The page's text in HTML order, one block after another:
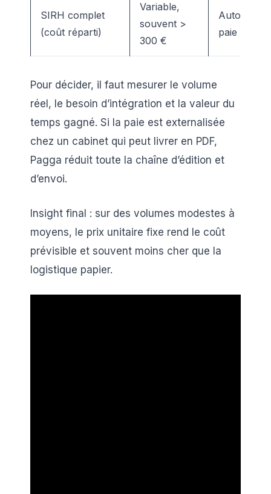
SIRH complet
(coût réparti)
Variable,
souvent >
300 €
paie + RH
Pour décider, il faut mesurer le volume
réel, le besoin d’intégration et la valeur du
temps gagné. Si la paie est externalisée
chez un cabinet qui peut livrer en PDF,
Pagga réduit toute la chaîne d’édition et
d’envoi.
Insight final : sur des volumes modestes à
moyens, le prix unitaire fixe rend le coût
prévisible et souvent moins cher que la
logistique papier.